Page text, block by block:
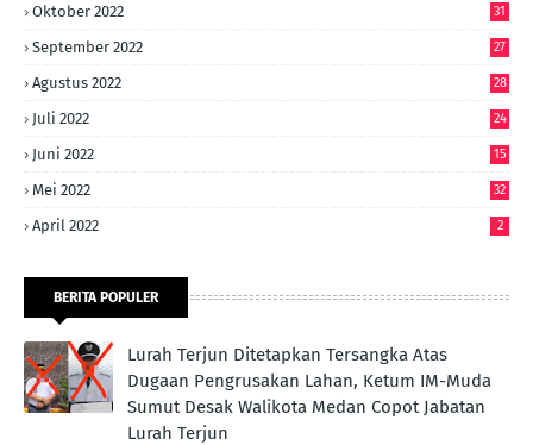
Oktober 2022 31
September 2022 27
Agustus 2022 28
Juli 2022 24
Juni 2022 15
Mei 2022 32
April 2022 2
BERITA POPULER
Lurah Terjun Ditetapkan Tersangka Atas
Dugaan Pengrusakan Lahan, Ketum IM-Muda
Sumut Desak Walikota Medan Copot Jabatan
Lurah Terjun